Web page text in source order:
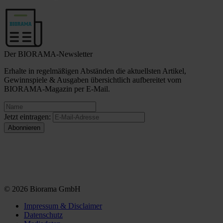
Der BIORAMA-Newsletter
Erhalte in regelmäßigen Abständen die aktuellsten Artikel,
Gewinnspiele & Ausgaben übersichtlich aufbereitet vom
BIORAMA-Magazin per E-Mail.
Jetzt eintragen:
© 2026 Biorama GmbH
Impressum & Disclaimer
Datenschutz